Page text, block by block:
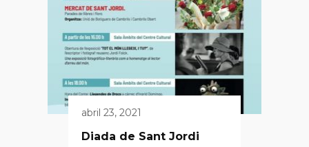
abril 23, 2021
Diada de Sant Jordi